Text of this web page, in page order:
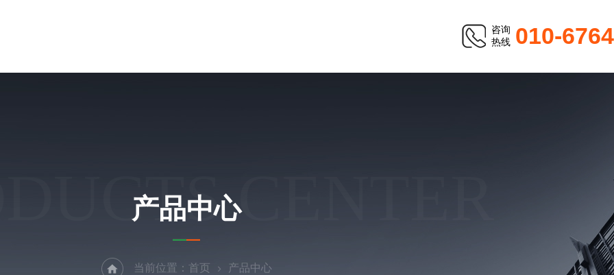
咨询
热线 010-
CENTER
产品中心
当前位置： 首页 产品中心